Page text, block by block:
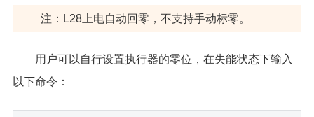
注：L28上电自动回零，不支持手动标零。
用户可以自行设置执行器的零位，在失能状态下输入
以下命令：